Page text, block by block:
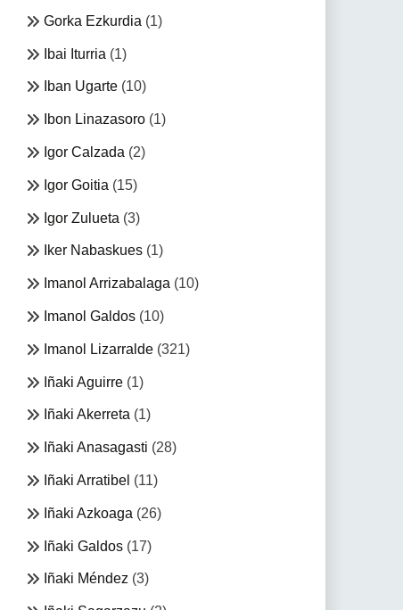
Gorka Ezkurdia (1)
Ibai Iturria (1)
Iban Ugarte(10)
Ibon Linazasoro(1)
Igor Calzada (2)
Igor Goitia (15)
Igor Zulueta (3)
Iker Nabaskues(1)
Imanol Arrizabalaga (10)
Imanol Galdos(10)
Imanol Lizarralde(321)
Iñaki Aguirre(1)
Iñaki Akerreta(1)
Iñaki Anasagasti (28)
Iñaki Arratibel (11)
Iñaki Azkoaga (26)
Iñaki Galdos(17)
Iñaki Méndez(3)